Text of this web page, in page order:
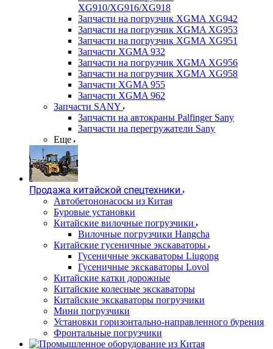
XG910/XG916/XG918
Запчасти на погрузчик XGMA XG942
Запчасти на погрузчик XGMA XG953
Запчасти на погрузчик XGMA XG951
Запчасти XGMA 932
Запчасти на погрузчик XGMA XG956
Запчасти на погрузчик XGMA XG958
Запчасти XGMA 955
Запчасти XGMA 962
Запчасти SANY
Запчасти на автокраны Palfinger Sany
Запчасти на перегружатели Sany
Еще
Продажа китайской спецтехники
Автобетононасосы из Китая
Буровые установки
Китайские вилочные погрузчики
Вилочные погрузчики Hangcha
Китайские гусеничные экскаваторы
Гусеничные экскаваторы Liugong
Гусеничные экскаваторы Lovol
Китайские катки дорожные
Китайские колесные экскаваторы
Китайские экскаваторы погрузчики
Мини погрузчики
Установки горизонтально-направленного бурения
Фронтальные погрузчики